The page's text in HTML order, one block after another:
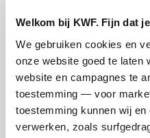
Welkom bij KWF. Fijn dat
We gebruiken cookies en
onze website goed te laten
website en campagnes te
toestemming — voor
toestemming kunnen wij
verwerken, zoals